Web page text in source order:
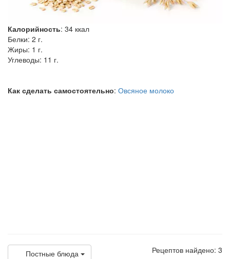
Калорийность: 34 ккал
Белки: 2 г.
Жиры: 1 г.
Углеводы: 11 г.
Как сделать самостоятельно: Овсяное молоко
Постные блюда Рецептов найдено: 3